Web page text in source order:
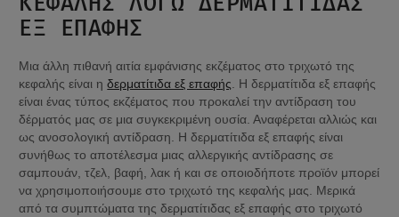
ΕΞ ΕΠΑΦΉΣ
Μια άλλη πιθανή αιτία εμφάνισης εκζέματος στο τριχωτό της
κεφαλής είναι η δερματίτιδα εξ επαφής . Η δερματίτιδα εξ επαφής
είναι ένας τύπος εκζέματος που προκαλεί την αντίδραση του
δέρματός μας σε μια συγκεκριμένη ουσία. Αναφέρεται αλλιώς και
ως ανοσολογική αντίδραση. Η δερματίτιδα εξ επαφής είναι
συνήθως το αποτέλεσμα μιας αλλεργικής αντίδρασης σε
σαμπουάν, τζελ, βαφή, λακ ή και σε οποιοδήποτε προϊόν μπορεί
να χρησιμοποιήσουμε στο τριχωτό της κεφαλής μας. Μερικά
από τα συμπτώματα της δερματίτιδας εξ επαφής στο τριχωτό